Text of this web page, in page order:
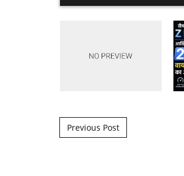
Post navigation
Previous Post